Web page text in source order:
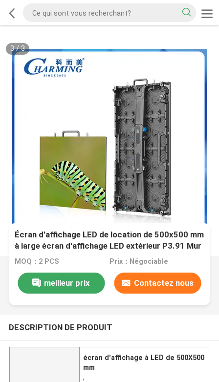
1/3
Écran d'affichage LED de location de 500x500 mm
à large écran d'affichage LED extérieur P3.91 Mur
vidéo à LED étanche
MOQ：2 PCS Prix：Négociable
meilleur prix Contactez nous
DESCRIPTION DE PRODUIT
écran d'affichage à LED de 500X500
mm
,